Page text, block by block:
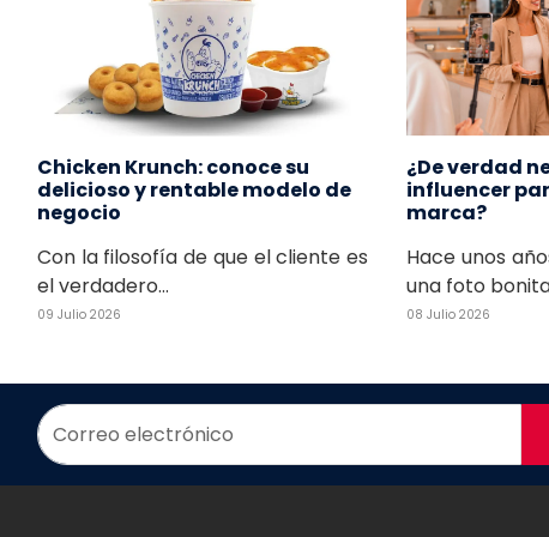
Chicken Krunch: conoce su
delicioso y rentable modelo de
negocio
Con la filosofía de que el cliente es
el verdadero...
09 Julio 2026
¿De verdad
influencer
marca?
Hace unos
una foto
08 Julio 2026